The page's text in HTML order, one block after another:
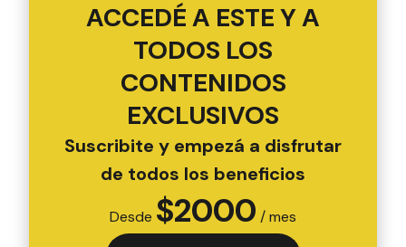
ACCEDÉ A ESTE Y A
TODOS LOS
CONTENIDOS
EXCLUSIVOS
Suscribite y empezá a disfrutar
de todos los beneficios
Desde $2000 / mes